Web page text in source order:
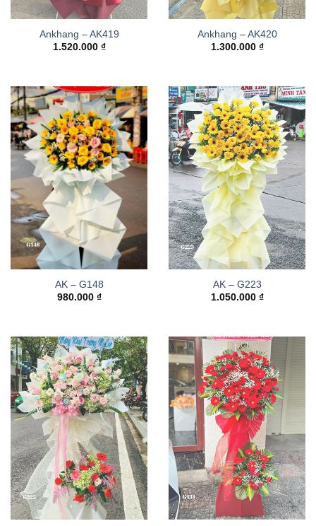
Ankhang – AK419
1.520.000 ₫
Ankhang – AK420
1.300.000 ₫
AK – G148
980.000 ₫
AK – G223
1.050.000 ₫